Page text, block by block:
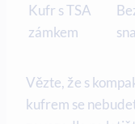
Kufr s TSA
zámkem
Vězte, že s
kufrem se